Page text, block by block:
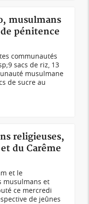
musulmans
pénitence
communautés
sacs de riz, 13
musulmane
de sucre au
religieuses,
du Carême
et le
musulmans et
ce mercredi
de jeûnes